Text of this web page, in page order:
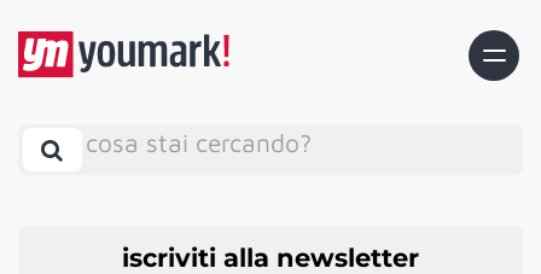
cosa stai cercando?
iscriviti alla newsletter